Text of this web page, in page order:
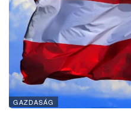
GAZDASÁG